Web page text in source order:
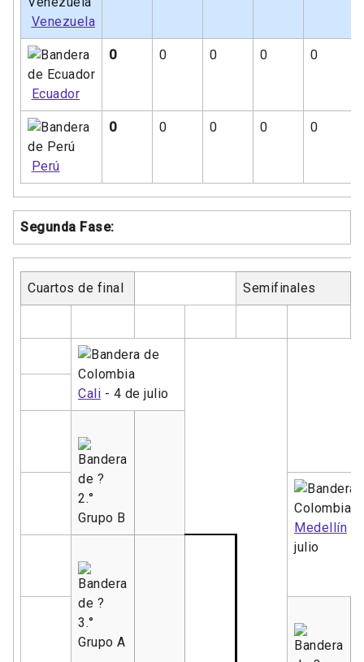
Venezuela
Ecuador
0 0 0 0 0
Perú
0 0 0 0 0
Segunda Fase:
Cuartos de final Semifinales
Cali - 4 de julio
2.°
Grupo B
Medellín
julio
3.°
Grupo A